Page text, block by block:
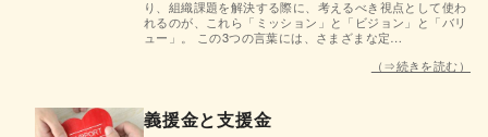
り、組織課題を解決する際に、考えるべき視点として使わ
れるのが、これら「ミッション」と「ビジョン」と「バリ
ュー」。 この3つの言葉には、さまざまな定…
（⇒続きを読む）
義援金と支援金